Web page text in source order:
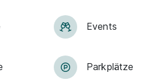
Events
Park­plätze